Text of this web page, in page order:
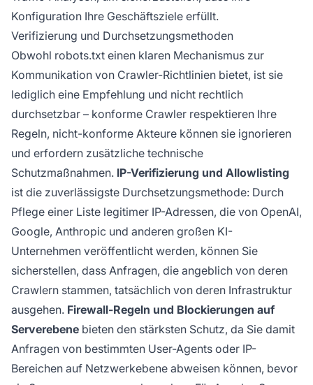
Konfiguration Ihre Geschäftsziele erfüllt.
Verifizierung und Durchsetzungsmethoden
Obwohl robots.txt einen klaren Mechanismus zur
Kommunikation von Crawler-Richtlinien bietet, ist sie
lediglich eine Empfehlung und nicht rechtlich
durchsetzbar – konforme Crawler respektieren Ihre
Regeln, nicht-konforme Akteure können sie ignorieren
und erfordern zusätzliche technische
Schutzmaßnahmen. IP-Verifizierung und Allowlisting
ist die zuverlässigste Durchsetzungsmethode: Durch
Pflege einer Liste legitimer IP-Adressen, die von OpenAI,
Google, Anthropic und anderen großen KI-
Unternehmen veröffentlicht werden, können Sie
sicherstellen, dass Anfragen, die angeblich von deren
Crawlern stammen, tatsächlich von deren Infrastruktur
ausgehen. Firewall-Regeln und Blockierungen auf
Serverebene bieten den stärksten Schutz, da Sie damit
Anfragen von bestimmten User-Agents oder IP-
Bereichen auf Netzwerkebene abweisen können, bevor